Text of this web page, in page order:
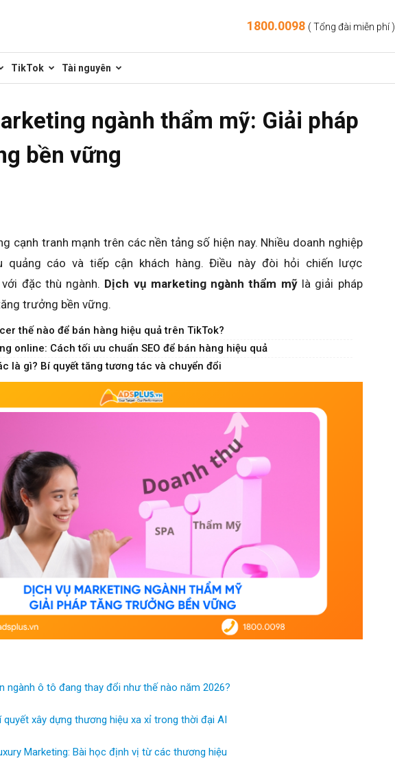
1800.0098 ( Tổng đài miễn phí )
TikTok Tài nguyên
ngành thẩm mỹ: Giải pháp
bền vững
cạnh tranh mạnh trên các nền tảng số hiện nay. Nhiều doanh nghiệp
quảng cáo và tiếp cận khách hàng. Điều này đòi hỏi chiến lược
đặc thù ngành. Dịch vụ marketing ngành thẩm mỹlà giải pháp
trưởng bền vững.
thế nào để bán hàng hiệu quả trên TikTok?
online: Cách tối ưu chuẩn SEO để bán hàng hiệu quả
là gì? Bí quyết tăng tương tác và chuyển đổi
ngành ô tô đang thay đổi như thế nào năm 2026?
quyết xây dựng thương hiệu xa xỉ trong thời đại AI
Marketing: Bài học định vị từ các thương hiệu